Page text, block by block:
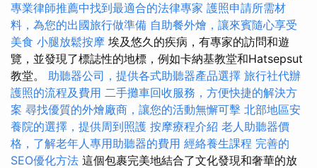
專業律師推薦中找到最適合的法律專家 護照申請所需材
料，為您的出國旅行做準備 自助餐外燴，讓來賓隨心享受
美食 小腿放鬆按摩 埃及悠久的疾病，有專家的訪問和遊
覽，並發現了標誌性的地標，例如卡納基教堂和Hatsepsut
教堂。 助聽器公司，提供各式助聽器產品選擇 旅行社代辦
護照的流程及費用 二手攤車回收服務，方便快捷的解決方
案 尋找優質的外燴廠商，讓您的活動無懈可擊 北部地區安
養院的選擇，提供周到照護 按摩療程介紹 老人助聽器價
格，了解老年人專用助聽器的費用 經絡養生課程 完善的
SEO優化方法 這個包裹完美地結合了文化發現和奢華的放